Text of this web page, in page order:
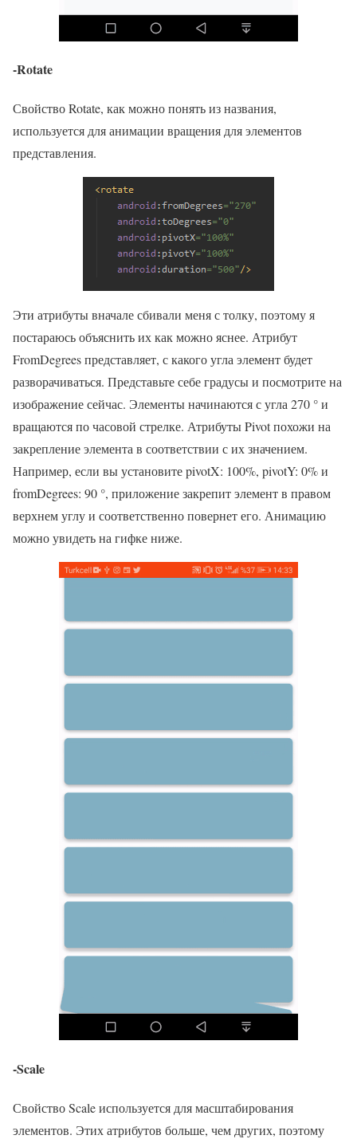
-Rotate
Свойство Rotate, как можно понять из названия,
используется для анимации вращения для элементов
представления.
Эти атрибуты вначале сбивали меня с толку, поэтому я
постараюсь объяснить их как можно яснее. Атрибут
FromDegrees представляет, с какого угла элемент будет
разворачиваться. Представьте себе градусы и посмотрите на
изображение сейчас. Элементы начинаются с угла 270 ° и
вращаются по часовой стрелке. Атрибуты Pivot похожи на
закрепление элемента в соответствии с их значением.
Например, если вы установите pivotX: 100%, pivotY: 0% и
fromDegrees: 90 °, приложение закрепит элемент в правом
верхнем углу и соответственно повернет его. Анимацию
можно увидеть на гифке ниже.
-Scale
Свойство Scale используется для масштабирования
элементов. Этих атрибутов больше, чем других, поэтому